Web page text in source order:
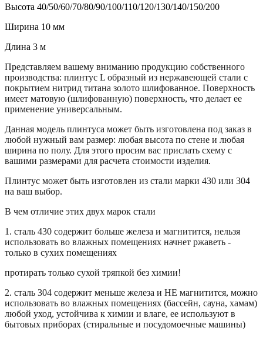
Высота 40/50/60/70/80/90/100/110/120/130/140/150/200
Ширина 10 мм
Длина 3 м
Представляем вашему вниманию продукцию собственного
производства: плинтус L образный из нержавеющей стали с
покрытием нитрид титана золото шлифованное. Поверхность
имеет матовую (шлифованную) поверхность, что делает ее
применение универсальным.
Данная модель плинтуса может быть изготовлена под заказ в
любой нужный вам размер: любая высота по стене и любая
ширина по полу. Для этого просим вас прислать схему с
вашими размерами для расчета стоимости изделия.
Плинтус может быть изготовлен из стали марки 430 или 304
на ваш выбор.
В чем отличие этих двух марок стали
1. сталь 430 содержит больше железа и магнитится, нельзя
использовать во влажных помещениях начнет ржаветь -
только в сухих помещениях
протирать только сухой тряпкой без химии!
2. сталь 304 содержит меньше железа и НЕ магнитится, можно
использовать во влажных помещениях (бассейн, сауна, хамам)
любой уход, устойчива к химии и влаге, ее используют в
бытовых приборах (стиральные и посудомоечные машины)